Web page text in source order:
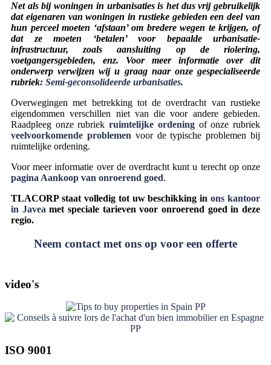
Net als bij woningen in urbanisaties is het dus vrij gebruikelijk
dat eigenaren van woningen in rustieke gebieden een deel van
hun perceel moeten ‘afstaan’ om bredere wegen te krijgen, of
dat ze moeten ‘betalen’ voor bepaalde urbanisatie-
infrastructuur, zoals aansluiting op de riolering,
voetgangersgebieden, enz. Voor meer informatie over dit
onderwerp verwijzen wij u graag naar onze gespecialiseerde
rubriek: Semi-geconsolideerde urbanisaties.
Overwegingen met betrekking tot de overdracht van rustieke
eigendommen verschillen niet van die voor andere gebieden.
Raadpleeg onze rubriekruimtelijke ordeningof onze rubriek
veelvoorkomende problemen voor de typische problemen bij
ruimtelijke ordening.
Voor meer informatie over de overdracht kunt u terecht op onze
pagina Aankoop van onroerend goed.
TLACORP staat volledig tot uw beschikking inons kantoor
in Javeamet speciale tarieven voor onroerend goed in deze
regio.
Neem contact met ons op voor een offerte
video's
ISO 9001